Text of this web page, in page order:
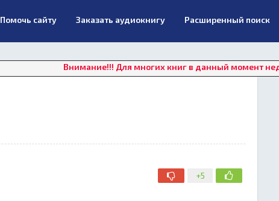
Помочь сайту Заказать аудиокнигу Расширенный поиск
Внимание!!! Для многих книг в данный момент недоступно
+5